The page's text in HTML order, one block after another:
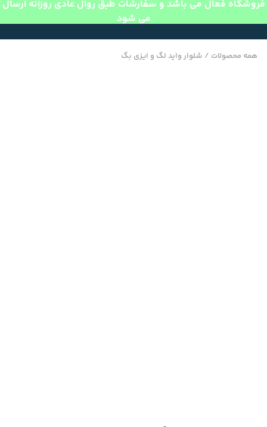
فروشگاه فعال می باشد و سفارشات طبق روال عادی روزانه ارسال
می شود
همه محصولات / شلوار واید لگ و ایزی بگ